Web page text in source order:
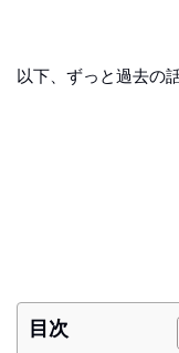
以下、ずっと過去の
目次